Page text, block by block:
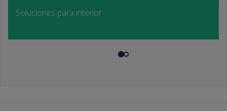
Soluciones para interior